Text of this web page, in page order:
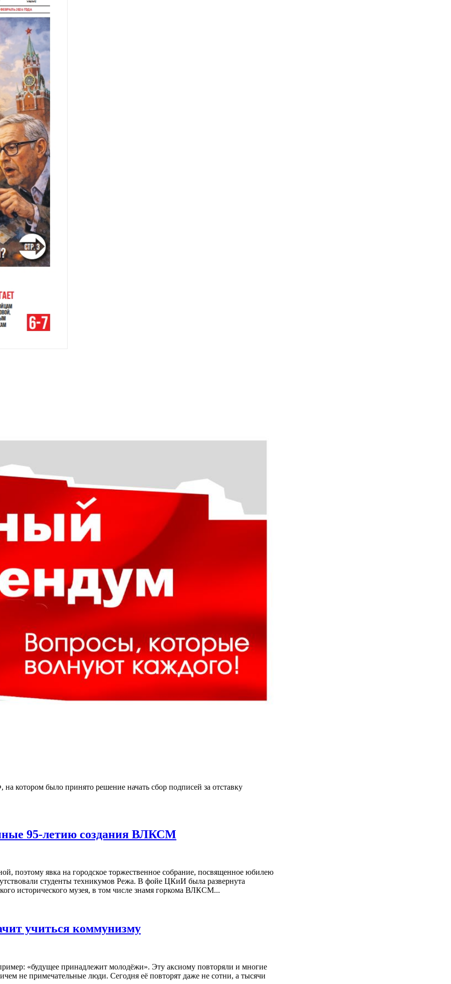
котором было принято решение начать сбор подписей за отставку
95-летию создания ВЛКСМ
поэтому явка на городское торжественное собрание, посвященное юбилею
студенты техникумов Режа. В фойе ЦКиИ была развернута
исторического музея, в том числе знамя горкома ВЛКСМ...
учиться коммунизму
«будущее принадлежит молодёжи». Эту аксиому повторяли и многие
не примечательные люди. Сегодня её повторят даже не сотни, а тысячи